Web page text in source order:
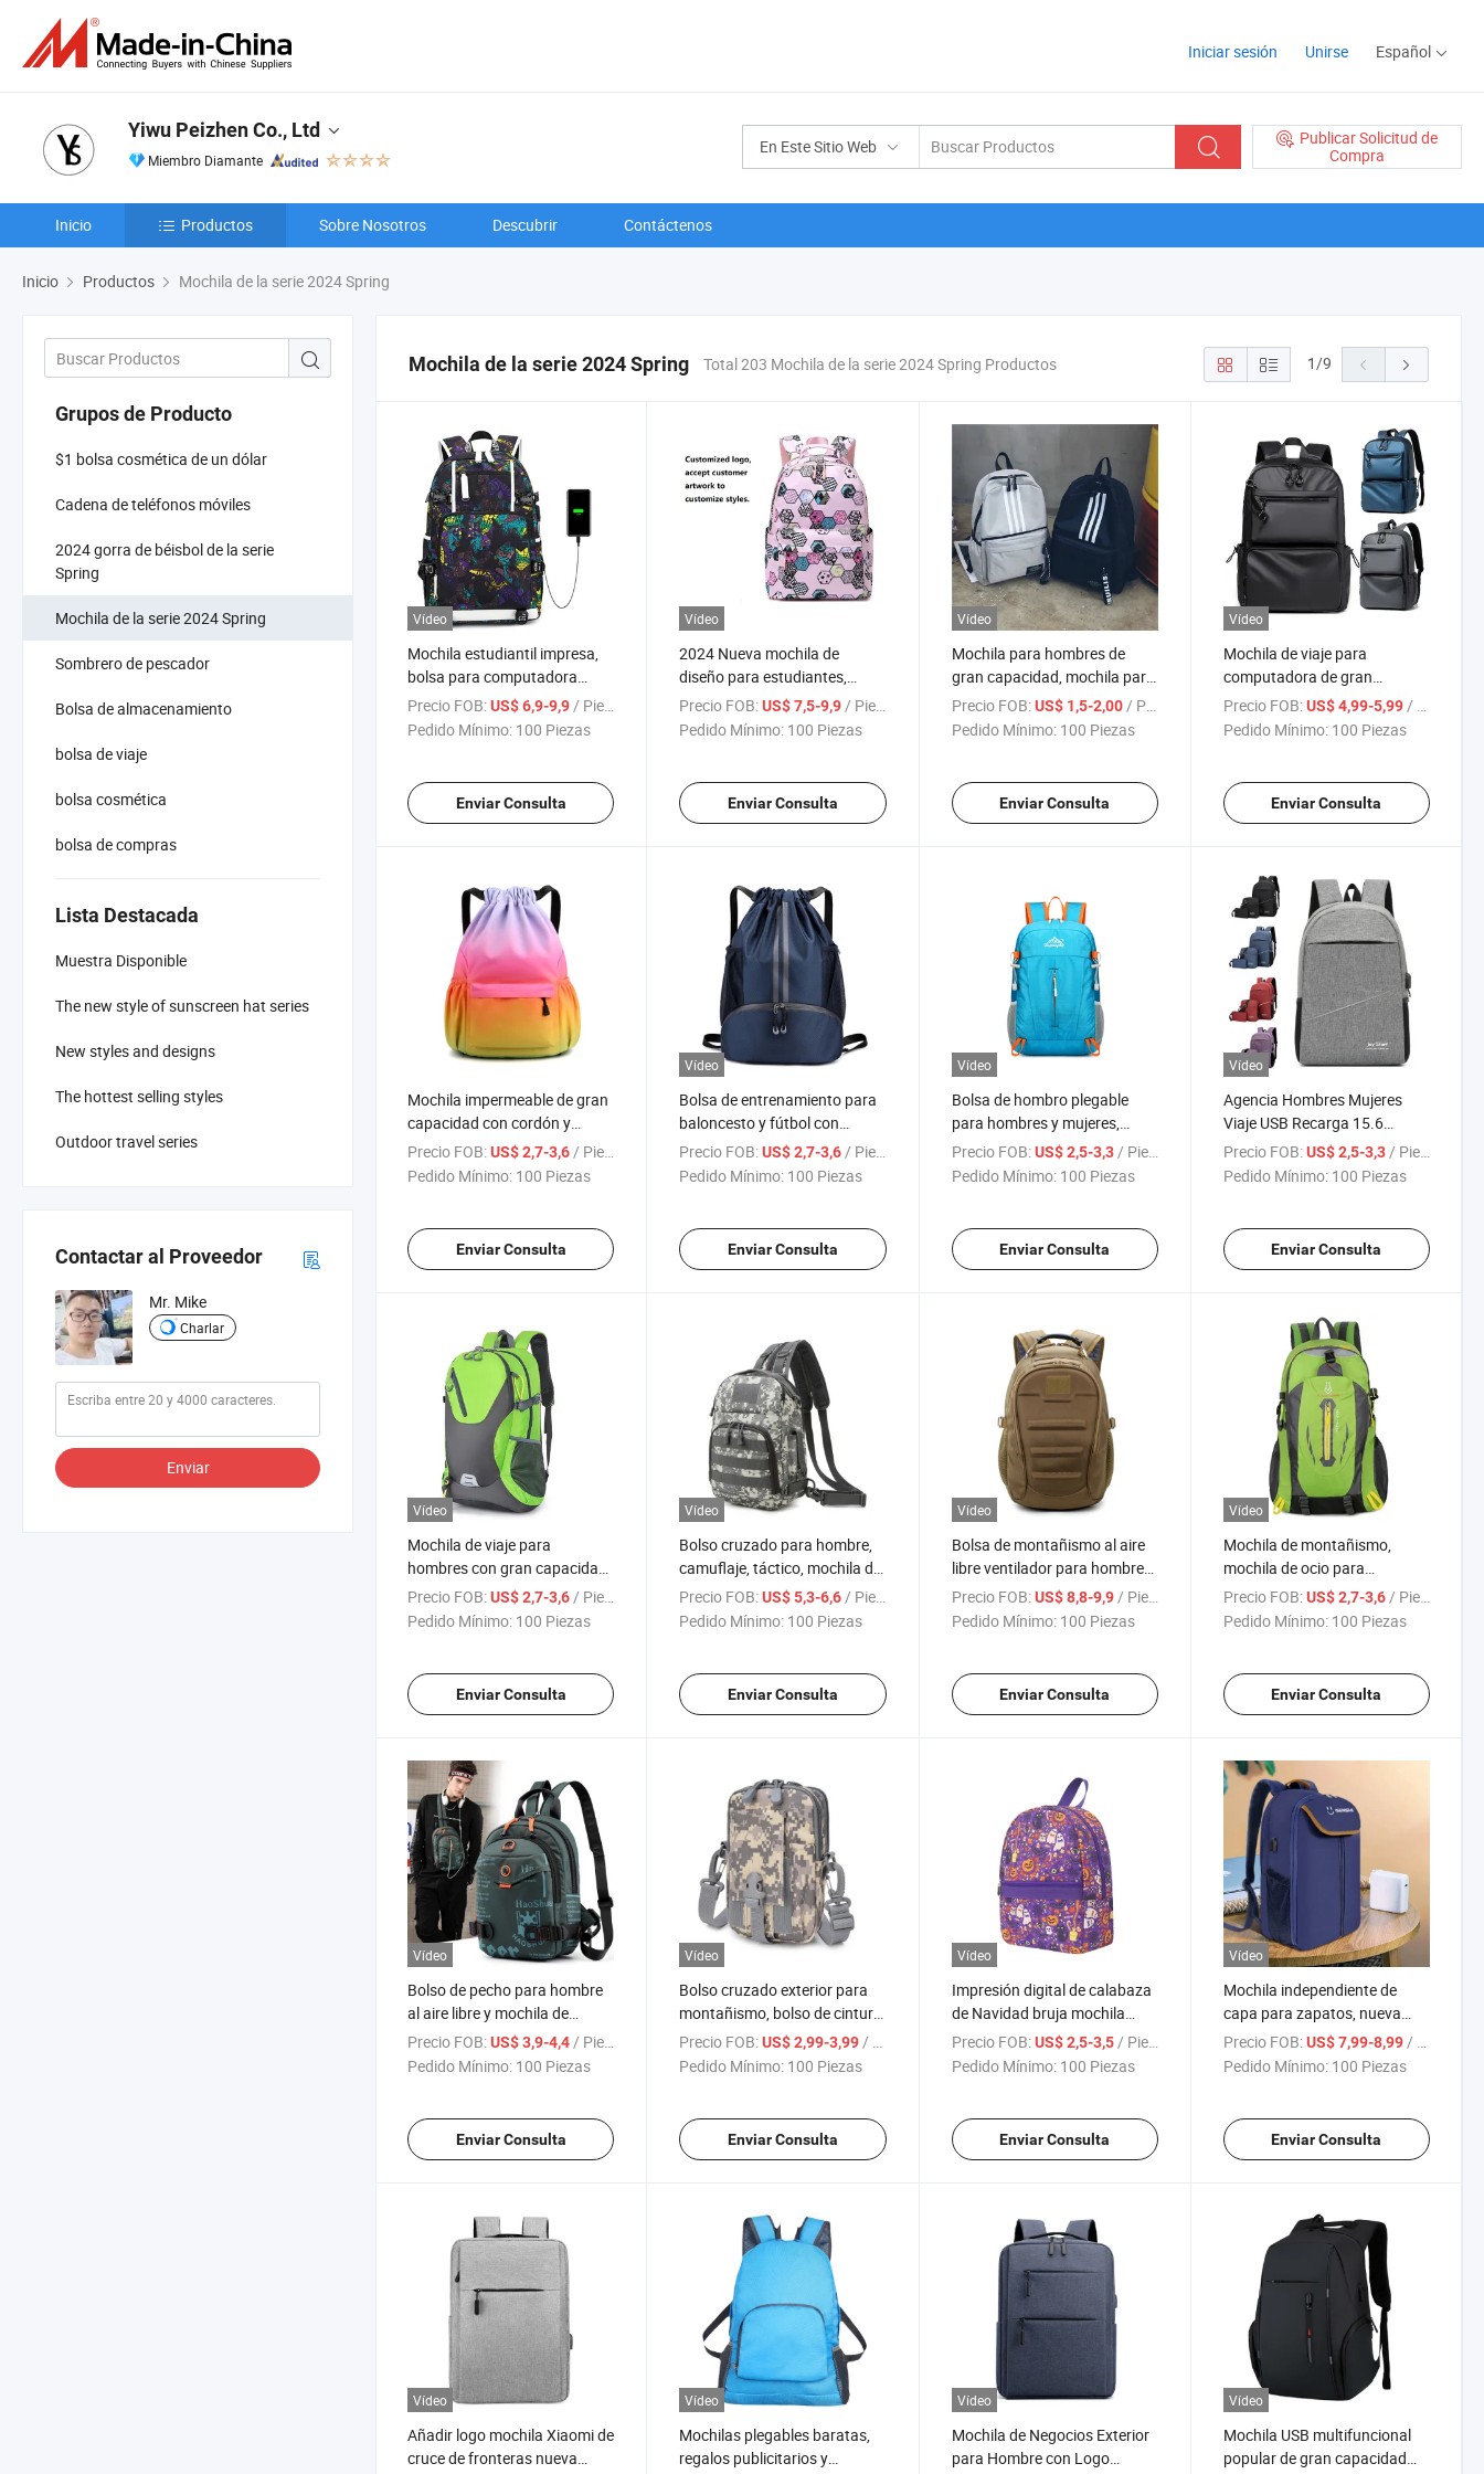
Iniciar sesión Unirse Español
En Este Sitio Web
Publicar Solicitud de
Compra
Yiwu Peizhen Co., Ltd
Miembro Diamante
Inicio Productos Sobre Nosotros Descubrir Contáctenos
Inicio Productos Mochila de la serie 2024 Spring
Grupos de Producto
$1 bolsa cosmética de un dólar
Cadena de teléfonos móviles
2024 gorra de béisbol de la serie
Spring
Mochila de la serie 2024 Spring
Sombrero de pescador
Bolsa de almacenamiento
bolsa de viaje
bolsa cosmética
bolsa de compras
Lista Destacada
Muestra Disponible
The new style of sunscreen hat series
New styles and designs
The hottest selling styles
Outdoor travel series
Contactar al Proveedor
Mr. Mike
Charlar
Enviar
Mochila de la serie 2024 Spring Total 203 Mochila de la serie 2024 Spring Productos 1/9
Vídeo
Mochila estudiantil impresa,
bolsa para computadora
impermeable, mochila de viaje
al aire libre
Precio FOB:US$ 6,9-9,9/ Pieza
Pedido Mínimo: 100 Piezas
Enviar Consulta
Vídeo
2024 Nueva mochila de
diseño para estudiantes,
mochila impermeable impresa
para exteriores
Precio FOB: US$ 7,5-9,9/ Pieza
Pedido Mínimo: 100 Piezas
Enviar Consulta
Vídeo
Mochila para hombres de
gran capacidad, mochila para
parejas, mochila para
estudiantes, bolsa de viaje
Precio FOB: US$ 1,5-2,00/ Pieza
Pedido Mínimo: 100 Piezas
Enviar Consulta
Vídeo
Mochila de viaje para
computadora de gran
capacidad de moda
empresarial masculina para
Precio FOB: US$ 4,99-5,99/ Pieza
Pedido Mínimo: 100 Piezas
Enviar Consulta
Mochila impermeable de gran
capacidad con cordón y
bolsillo de correa para viajes
al aire libre
Precio FOB:US$ 2,7-3,6 / Pieza
Pedido Mínimo: 100 Piezas
Enviar Consulta
Vídeo
Bolsa de entrenamiento para
baloncesto y fútbol con
separación húmeda y seca,
bolsa de hombro plegable,
impermeable para natación
Precio FOB: US$ 2,7-3,6 / Pieza
Pedido Mínimo: 100 Piezas
Enviar Consulta
Vídeo
Bolsa de hombro plegable
para hombres y mujeres,
mochila de gran capacidad
para deportes de montaña
Precio FOB: US$ 2,5-3,3 / Pieza
Pedido Mínimo: 100 Piezas
Enviar Consulta
Vídeo
Agencia Hombres Mujeres
Viaje USB Recarga 15.6
Pulgadas Mochila de
Negocios Impermeable
Precio FOB: US$ 2,5-3,3 / Pieza
Pedido Mínimo: 100 Piezas
Enviar Consulta
Vídeo
Mochila de viaje para
hombres con gran capacidad
y bolsa de viaje ligera para
camping
Precio FOB:US$ 2,7-3,6 / Pieza
Pedido Mínimo: 100 Piezas
Enviar Consulta
Vídeo
Bolso cruzado para hombre,
camuflaje, táctico, mochila de
pecho al aire libre, doble
hombro
Precio FOB: US$ 5,3-6,6 / Pieza
Pedido Mínimo: 100 Piezas
Enviar Consulta
Vídeo
Bolsa de montañismo al aire
libre ventilador para hombres
fuerzas especiales camuflaje
mochila impermeable para
Precio FOB: US$ 8,8-9,9 / Pieza
Pedido Mínimo: 100 Piezas
Enviar Consulta
Vídeo
Mochila de montañismo,
mochila de ocio para
deportes, mochila
impermeable
Precio FOB: US$ 2,7-3,6 / Pieza
Pedido Mínimo: 100 Piezas
Enviar Consulta
Vídeo
Bolso de pecho para hombre
al aire libre y mochila de
moda, bolsa cruzada de una
sola shoulder de tela de nylon
Precio FOB:US$ 3,9-4,4/ Pieza
Pedido Mínimo: 100 Piezas
Enviar Consulta
Vídeo
Bolso cruzado exterior para
montañismo, bolso de cintura
deportivo multifuncional,
bolsa pequeña impermeable
Precio FOB: US$ 2,99-3,99 / Pieza
Pedido Mínimo: 100 Piezas
Enviar Consulta
Vídeo
Impresión digital de calabaza
de Navidad bruja mochila
impermeable de nylon bolsa
para niños
Precio FOB: US$ 2,5-3,5/ Pieza
Pedido Mínimo: 100 Piezas
Enviar Consulta
Vídeo
Mochila independiente de
capa para zapatos, nueva
mochila de alta capacidad
con puerto USB para cargar,
laptop
Precio FOB: US$ 7,99-8,99/ Pieza
Pedido Mínimo: 100 Piezas
Enviar Consulta
Vídeo
Añadir logo mochila Xiaomi de
cruce de fronteras nueva
Vídeo
Mochilas plegables baratas,
regalos publicitarios y
Vídeo
Mochila de Negocios Exterior
para Hombre con Logo
Vídeo
Mochila USB multifuncional
popular de gran capacidad